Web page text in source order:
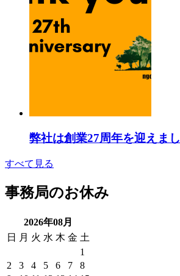
弊社は創業27周年を迎えま
すべて見る
事務局のお休み
2026年08月
日
月 火 水 木 金 土
1
2
3 4 5 6 7
8